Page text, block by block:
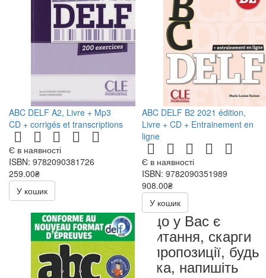
ABC DELF A2, Livre + Mp3
CD + corrigés et transcriptions
Є в наявності
ISBN: 9782090381726
259.00₴
518.00₴
У кошик
ABC DELF B2 2021 édition,
Livre + CD + Entrainement en
ligne
Є в наявності
ISBN: 9782090351989
908.00₴
У кошик
Якщо у Вас є
запитання, скарги
чи пропозиції, будь
ласка, напишіть